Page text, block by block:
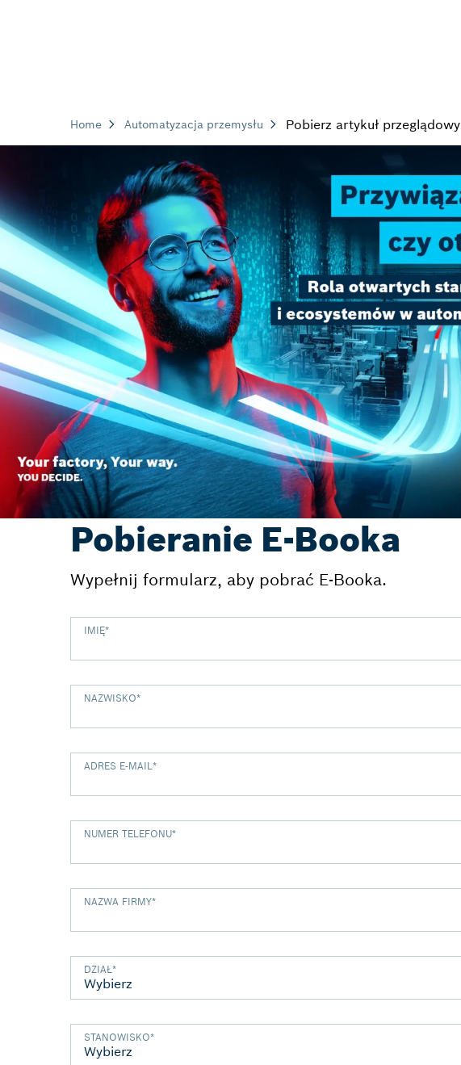
Home Automatyzacja przemysłu Pobierz artykuł przeglądowy
Pobieranie E-Booka
Wypełnij formularz, aby pobrać E-Booka.
IMIĘ*
NAZWISKO*
ADRES E-MAIL*
NUMER TELEFONU*
NAZWA FIRMY*
DZIAŁ*
STANOWISKO*